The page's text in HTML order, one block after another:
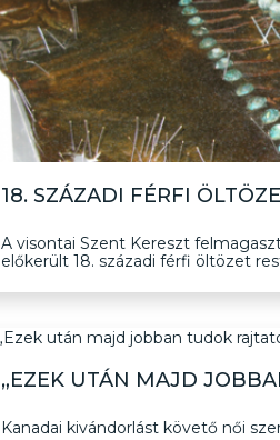
18. SZÁZADI FÉRFI
A visontai Szent Kereszt
előkerült 18. századi férfi öltözet
„EZEK UTÁN MAJD
Kanadai kivándorlást követő női